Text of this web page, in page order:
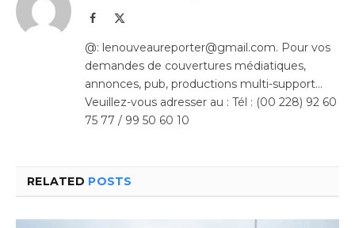
Facebook
@: lenouveaureporter@gmail.com. Pour vos
demandes de couvertures médiatiques,
annonces, pub, productions multi-support…
Veuillez-vous adresser au : Tél : (00 228) 92 60
75 77 / 99 50 60 10
RELATED POSTS